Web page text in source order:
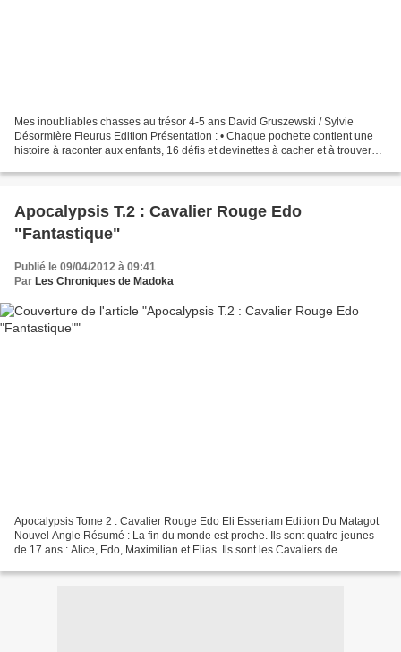
Mes inoubliables chasses au trésor 4-5 ans David Gruszewski / Sylvie
Désormière Fleurus Edition Présentation : • Chaque pochette contient une
histoire à raconter aux enfants, 16 défis et devinettes à cacher et à trouver
Apocalypsis T.2 : Cavalier Rouge Edo
"Fantastique"
Publié le 09/04/2012 à 09:41
Par Les Chroniques de Madoka
Apocalypsis Tome 2 : Cavalier Rouge Edo Eli Esseriam Edition Du Matagot
Nouvel Angle Résumé : La fin du monde est proche. Ils sont quatre jeunes
de 17 ans : Alice, Edo, Maximilian et Elias. Ils sont les Cavaliers de